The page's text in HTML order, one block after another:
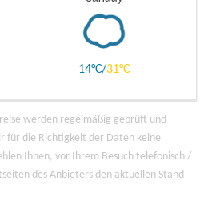
14 31
werden regelmäßig geprüft und
für die Richtigkeit der Daten keine
Ihnen, vor Ihrem Besuch telefonisch /
des Anbieters den aktuellen Stand